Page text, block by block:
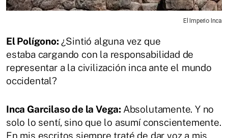
El Imperio Inca
El Polígono: ¿Sintió alguna vez que
estaba cargando con la responsabilidad de
representar a la civilización inca ante el mundo
occidental?
Inca Garcilaso de la Vega: Absolutamente. Y no
solo lo sentí, sino que lo asumí conscientemente.
En mis escritos siempre traté de dar voz a mis